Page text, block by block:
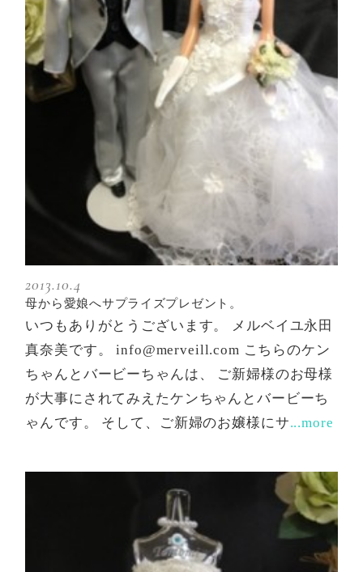
2013.10.4
母から愛娘へサプライズプレゼント。
いつもありがとうございます。 メルベイユ永田
真奈美です。 info@merveill.com こちらのケン
ちゃんとバービーちゃんは、 ご新婦様のお母様
が大事にされてみえたケンちゃんとバービーち
ゃんです。 そして、ご新婦のお嬢様にサ...more